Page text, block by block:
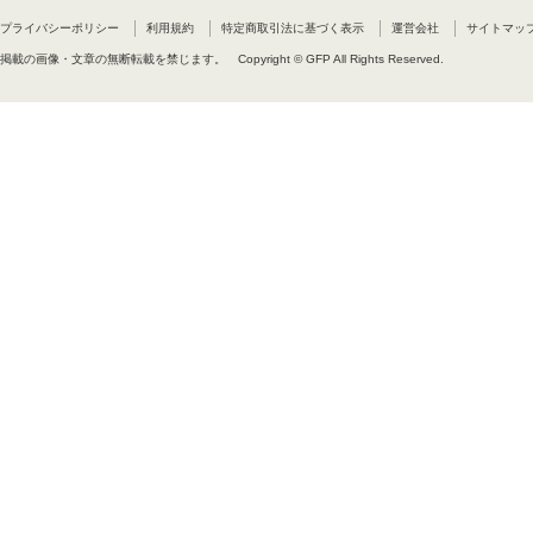
プライバシーポリシー 利用規約 特定商取引法に基づく表示 運営会社 サイトマッ
掲載の画像・文章の無断転載を禁じます。 Copyright © GFP All Rights Reserved.